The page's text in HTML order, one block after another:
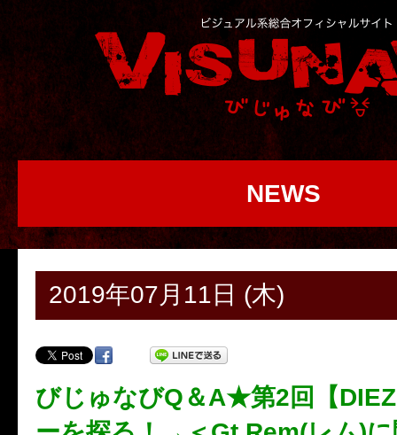
NEWS
2019年07月11日 (木)
びじゅなびQ＆A★第2回【